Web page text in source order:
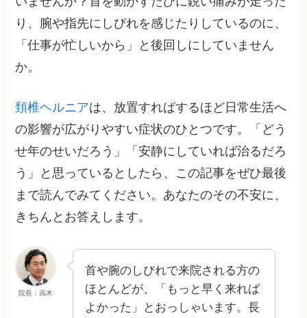
り、腕や指先にしびれを感じたりしているのに、
「仕事が忙しいから」と後回しにしていません
か。
頚椎ヘルニアは、放置すればするほど日常生活へ
の影響が広がりやすい症状のひとつです。「どう
せ年のせいだろう」「安静にしていれば治るだろ
う」と思っているとしたら、この記事をぜひ最後
まで読んでみてください。あなたのその不安に、
きちんとお答えします。
院長：高木
首や腕のしびれで来院される方の
ほとんどが、「もっと早く来れば
よかった」とおっしゃいます。長